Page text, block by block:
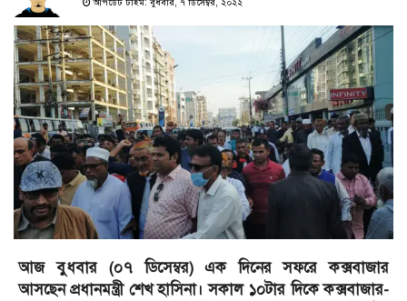
আপডেট টাইম: বুধবার, ৭ ডিসেম্বর, ২০২২
আজ বুধবার (০৭ ডিসেম্বর) এক দিনের সফরে কক্সবাজার
আসছেন প্রধানমন্ত্রী শেখ হাসিনা। সকাল ১০টার দিকে কক্সবাজার-